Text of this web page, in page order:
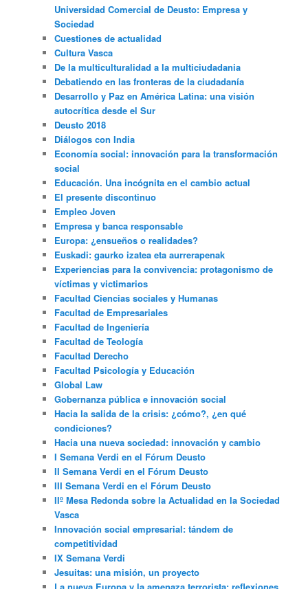
Universidad Comercial de Deusto: Empresa y
Sociedad
Cuestiones de actualidad
Cultura Vasca
De la multiculturalidad a la multiciudadania
Debatiendo en las fronteras de la ciudadanía
Desarrollo y Paz en América Latina: una visión
autocrítica desde el Sur
Deusto 2018
Diálogos con India
Economía social: innovación para la transformación
social
Educación. Una incógnita en el cambio actual
El presente discontinuo
Empleo Joven
Empresa y banca responsable
Europa: ¿ensueños o realidades?
Euskadi: gaurko izatea eta aurrerapenak
Experiencias para la convivencia: protagonismo de
víctimas y victimarios
Facultad Ciencias sociales y Humanas
Facultad de Empresariales
Facultad de Ingeniería
Facultad de Teología
Facultad Derecho
Facultad Psicología y Educación
Global Law
Gobernanza pública e innovación social
Hacia la salida de la crisis: ¿cómo?, ¿en qué
condiciones?
Hacia una nueva sociedad: innovación y cambio
I Semana Verdi en el Fórum Deusto
II Semana Verdi en el Fórum Deusto
III Semana Verdi en el Fórum Deusto
IIº Mesa Redonda sobre la Actualidad en la Sociedad
Vasca
Innovación social empresarial: tándem de
competitividad
IX Semana Verdi
Jesuitas: una misión, un proyecto